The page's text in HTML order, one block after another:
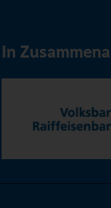
In